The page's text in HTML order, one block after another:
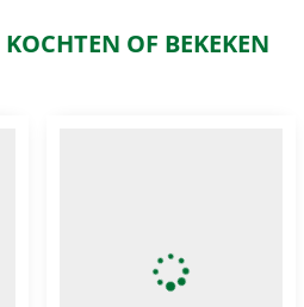
OF BEKEKEN